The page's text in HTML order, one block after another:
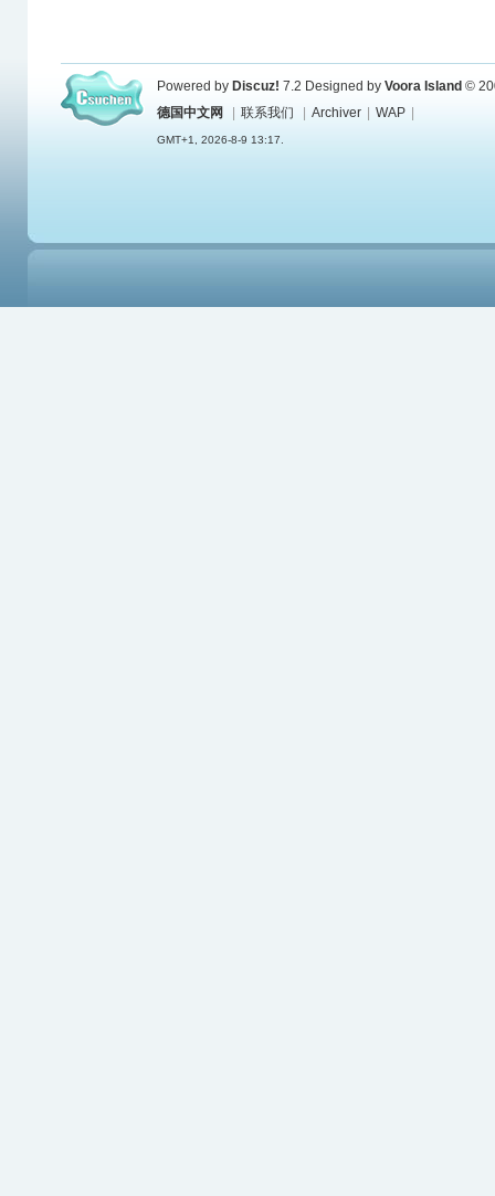
Powered by Discuz! 7.2 Designed by Voora Island ©
德国中文网
联系我们 Archiver WAP
GMT+1, 2026-8-9 13:17.